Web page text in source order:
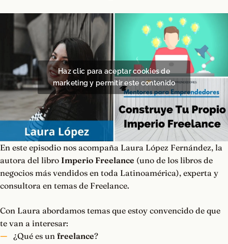
Haz clic para aceptar cookies de
marketing y permitir este contenido
En este episodio nos acompaña Laura López Fernández, la
autora del libro Imperio Freelance (uno de los libros de
negocios más vendidos en toda Latinoamérica), experta y
consultora en temas de Freelance.
Con Laura abordamos temas que estoy convencido de que
te van a interesar:
¿Qué es un freelance?